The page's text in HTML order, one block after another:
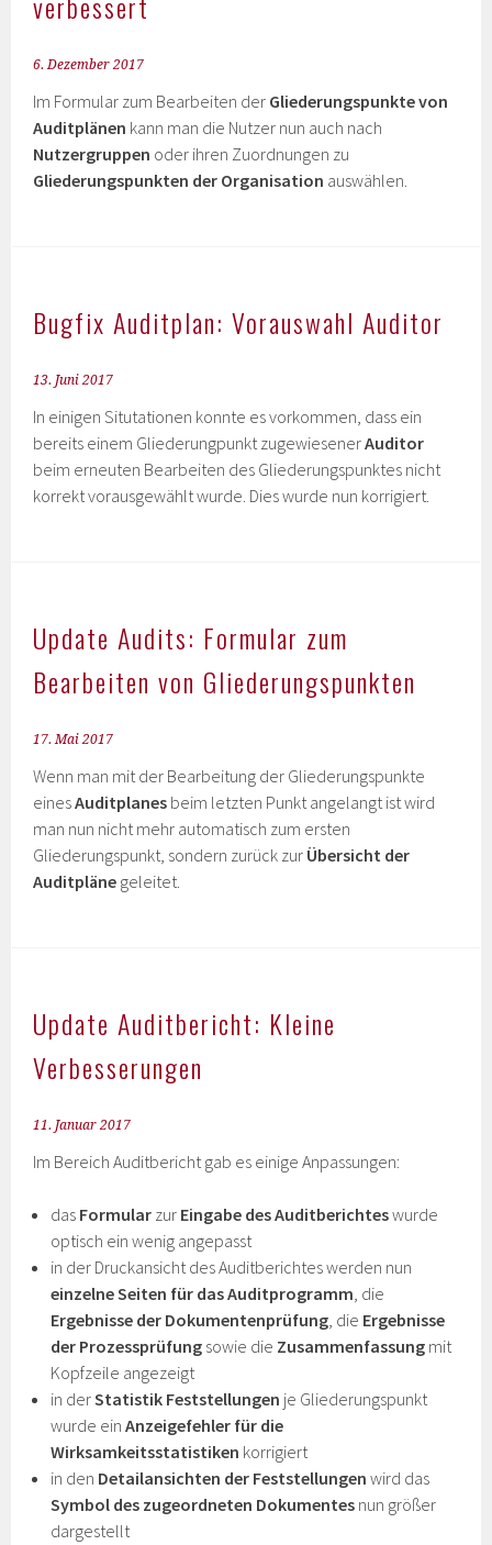
6. Dezember 2017
Im Formular zum Bearbeiten der Gliederungspunkte von
Auditplänen kann man die Nutzer nun auch nach
Nutzergruppen oder ihren Zuordnungen zu
Gliederungspunkten der Organisation auswählen.
Bugfix Auditplan: Vorauswahl Auditor
13. Juni 2017
In einigen Situtationen konnte es vorkommen, dass ein
bereits einem Gliederungpunkt zugewiesenerAuditor
beim erneuten Bearbeiten des Gliederungspunktes nicht
korrekt vorausgewählt wurde. Dies wurde nun korrigiert.
Update Audits: Formular zum
Bearbeiten von Gliederungspunkten
17. Mai 2017
Wenn man mit der Bearbeitung der Gliederungspunkte
einesAuditplanes beim letzten Punkt angelangt ist wird
man nun nicht mehr automatisch zum ersten
Gliederungspunkt, sondern zurück zur Übersicht der
Auditpläne geleitet.
Update Auditbericht: Kleine
Verbesserungen
11. Januar 2017
Im Bereich Auditbericht gab es einige Anpassungen:
das Formular zur Eingabe des Auditberichteswurde
optisch ein wenig angepasst
in der Druckansicht des Auditberichtes werden nun
einzelne Seiten für das Auditprogramm, die
Ergebnisse der Dokumentenprüfung, die Ergebnisse
der Prozessprüfung sowie die Zusammenfassung mit
Kopfzeile angezeigt
in derStatistik Feststellungen je Gliederungspunkt
wurde ein Anzeigefehler für die
Wirksamkeitsstatistiken korrigiert
in den Detailansichten der Feststellungen wird das
Symbol des zugeordneten Dokumentes nun größer
dargestellt